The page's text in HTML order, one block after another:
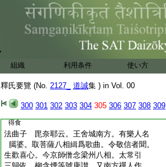
組織 利用条件 使い方
釋氏要覽 (No. 2127_ 道誠集 ) in Vol. 00
300 301 302 303 304 305 306 307 308 309
寄褐。大唐開元釋教録云。始因中宗孝和
皇帝初生奇特。神光滿院自庭燭天。因號
佛光王。即受三歸。被袈裟服。至十二月五
日滿月。勅爲佛光王度七僧仍請奘法師
清齋 今有民俗。以辰飮一盃水。終日不食。
謂之清齋。智度論云。劫初有聖人教人持
齋。修善避凶。直以一日不食爲齋。後佛出
世。教人過中不食爲齋。此爲正法
午也。過
得食
法曲子 毘奈耶云。王舍城南方。有樂人名
臈婆。取菩薩八相緝爲歌曲。令敬信者聞。
生歡喜心。今京師僧念梁州八相。太常引